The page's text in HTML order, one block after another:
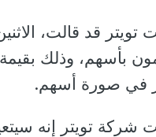
تويتر قد قالت،
في صورة أسهم.
شركة تويتر إنه